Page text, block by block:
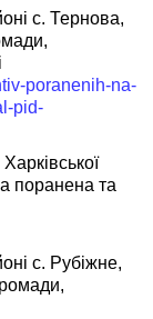
с. Тернова,
poranenih-na-
pid-
поранена та
с. Рубіжне,